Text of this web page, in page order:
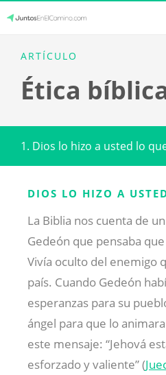
content
JuntosEnElCamino.com
ARTÍCULO
Ética
1. Dios lo hizo a usted lo
DIOS LO HIZO A
La Biblia nos cuenta de
Gedeón que pensaba
Vivía oculto del enemigo
país. Cuando Gedeón
esperanzas para su
ángel para que lo
este mensaje: “Jehová
esforzado y valiente” (